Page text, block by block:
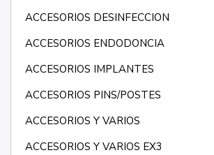
ACCESORIOS DESINFECCION
ACCESORIOS ENDODONCIA
ACCESORIOS IMPLANTES
ACCESORIOS PINS/POSTES
ACCESORIOS Y VARIOS
ACCESORIOS Y VARIOS EX3